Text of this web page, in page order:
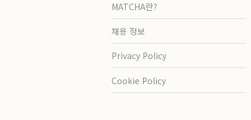
MATCHA란?
채용 정보
Privacy Policy
Cookie Policy